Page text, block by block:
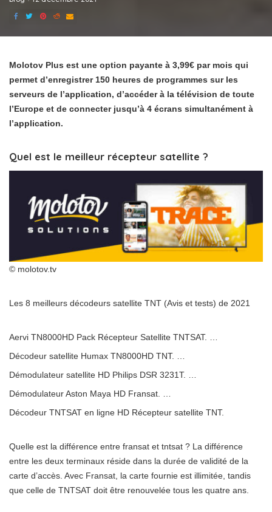
Molotov Plus est une option payante à 3,99€ par mois qui
permet d’enregistrer 150 heures de programmes sur les
serveurs de l’application, d’accéder à la télévision de toute
l’Europe et de connecter jusqu’à 4 écrans simultanément à
l’application.
Quel est le meilleur récepteur satellite ?
© molotov.tv
Les 8 meilleurs décodeurs satellite TNT (Avis et tests) de 2021
Aervi TN8000HD Pack Récepteur Satellite TNTSAT. …
Décodeur satellite Humax TN8000HD TNT. …
Démodulateur satellite HD Philips DSR 3231T. …
Démodulateur Aston Maya HD Fransat. …
Décodeur TNTSAT en ligne HD Récepteur satellite TNT.
Quelle est la différence entre fransat et tntsat ? La différence
entre les deux terminaux réside dans la durée de validité de la
carte d’accès. Avec Fransat, la carte fournie est illimitée, tandis
que celle de TNTSAT doit être renouvelée tous les quatre ans.